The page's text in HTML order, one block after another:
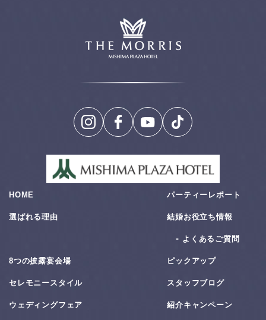
HOME
選ばれる理由
8つの披露宴会場
セレモニースタイル
ウェディングフェア
パーティーレポート
結婚お役⽴ち情報
よくあるご質問
ピックアップ
スタッフブログ
紹介キャンペーン